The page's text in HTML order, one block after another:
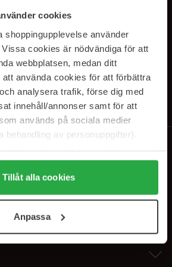
cookies
shoppingupplevelse använder
cookies är nödvändiga för att
webbplatsen, medan ditt
använda cookies för att förbättra
analysera trafik, förse dig med
innehåll/annonser samt för att
används på sociala medier
behandling av personuppgifter).
"Tillåt alla cookies" accepterar du
du under "Detaljer" kan anpassa
Du kan när som helst återkalla
Tillåt alla cookies
Anpassa
TO OUR
vårpersonvernerklæring. Du kan melde deg